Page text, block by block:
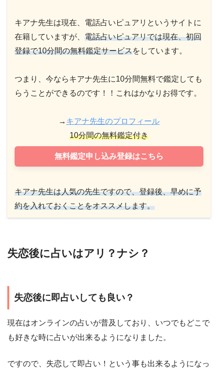
キアナ先生は現在、電話占いピュアリというサイトに
在籍していますが、 電話占いピュアリでは現在、初回
登録で10分間の無料鑑定サービスをしています。
つまり、今ならキアナ先生に10分間無料で鑑定しても
らうことができるのです！！これはかなりお得です。
→ キアナ先生のプロフィール
10分間の無料鑑定付き
無料鑑定申し込み登録はこちら
キアナ先生は人気の先生ですので、登録後、早めに予
約を入れておくことをオススメします。
失恋後に占いはアリ？ナシ？
失恋後に即占いしても良い？
現在はオンラインの占いが普及しており、いつでもどこで
も好きな時に占いが出来るようになりました。
ですので、失恋して即占い！という事も出来るようになっ